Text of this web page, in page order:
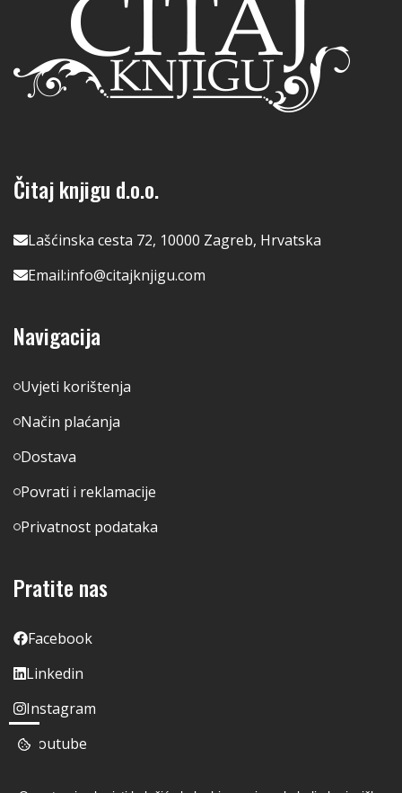
Čitaj knjigu d.o.o.
Lašćinska cesta 72, 10000 Zagreb, Hrvatska
Email:info@citajknjigu.com
Navigacija
Uvjeti korištenja
Način plaćanja
Dostava
Povrati i reklamacije
Privatnost podataka
Pratite nas
Facebook
Linkedin
Instagram
Youtube